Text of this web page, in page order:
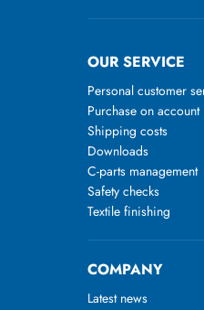
OUR SERVICE
Personal customer
Purchase on account
Shipping costs
Downloads
C-parts management
Safety checks
Textile finishing
COMPANY
Latest news